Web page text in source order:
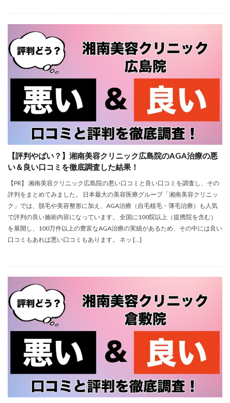
【評判やばい？】湘南美容クリニック広島院のAGA治療の悪
い＆良い口コミを徹底調査した結果！
【PR】 湘南美容クリニック広島院の悪い口コミと良い口コミを調査し、その
評判をまとめてみました。 日本最大の美容医療グループ「湘南美容クリニッ
ク」では、脱毛や美容整形に加え、AGA治療（自毛植毛・薄毛治療）も人気
で評判の良い施術内容になっています。 全国に100院以上（提携院を含む）
を展開し、100万件以上の豊富なAGA治療の実績があるため、その中には良い
口コミもあれば悪い口コミもあります。 ネッ […]